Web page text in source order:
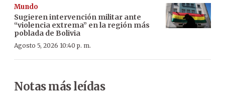
Mundo
Sugieren intervención militar ante
“violencia extrema” en la región más
poblada de Bolivia
Agosto 5, 2026 10:40 p. m.
Notas más leídas